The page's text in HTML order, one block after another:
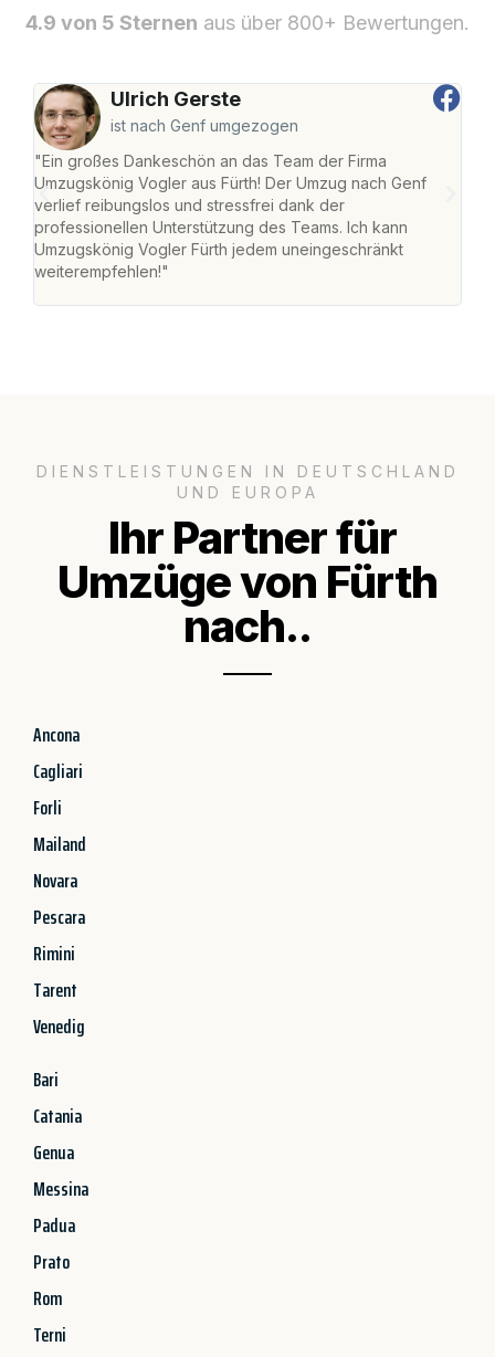
4.9 von 5 Sternen aus über 800+ Bewertungen.
Ulrich Gerste
ist nach Genf umgezogen
"Ein großes Dankeschön an das Team der Firma
Umzugskönig Vogler aus Fürth! Der Umzug nach Genf
verlief reibungslos und stressfrei dank der
professionellen Unterstützung des Teams. Ich kann
Umzugskönig Vogler Fürth jedem uneingeschränkt
weiterempfehlen!"
DIENSTLEISTUNGEN IN DEUTSCHLAND
UND EUROPA
Ihr Partner für
Umzüge von Fürth
nach..
Ancona
Cagliari
Forli
Mailand
Novara
Pescara
Rimini
Tarent
Venedig
Bari
Catania
Genua
Messina
Padua
Prato
Rom
Terni